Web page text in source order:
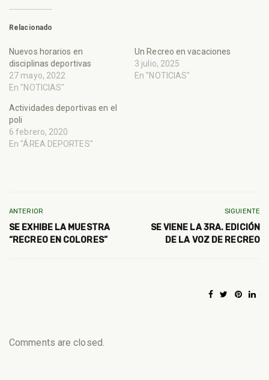
Relacionado
Nuevos horarios en
disciplinas deportivas
27 mayo, 2022
En "NOTICIAS"
Un Recreo en vacaciones
3 julio, 2025
En "NOTICIAS"
Actividades deportivas en el
poli
6 febrero, 2020
En "ÁREA DEPORTES"
ANTERIOR
SE EXHIBE LA MUESTRA
“RECREO EN COLORES”
SIGUIENTE
SE VIENE LA 3RA. EDICIÓN
DE LA VOZ DE RECREO
Comments are closed.